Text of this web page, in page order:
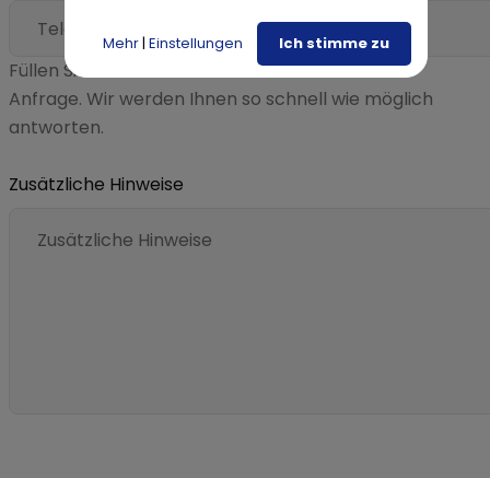
Füllen Sie die Daten aus und senden Sie uns Ihre
Anfrage. Wir werden Ihnen so schnell wie möglich
antworten.
Zusätzliche Hinweise
Mehr| Einstellungen Ich stimme zu